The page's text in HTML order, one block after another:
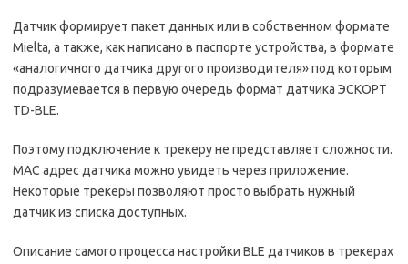
Датчик формирует пакет данных или в собственном формате
Mielta, а также, как написано в паспорте устройства, в формате
«аналогичного датчика другого производителя» под которым
подразумевается в первую очередь формат датчика ЭСКОРТ
TD-BLE.
Поэтому подключение к трекеру не представляет сложности.
MAC адрес датчика можно увидеть через приложение.
Некоторые трекеры позволяют просто выбрать нужный
датчик из списка доступных.
Описание самого процесса настройки BLE датчиков в трекерах